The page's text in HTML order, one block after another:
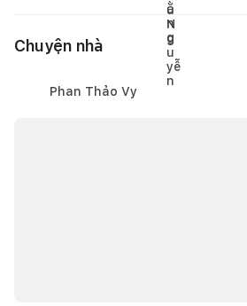
Chuyện nhà
Phan Thảo Vy